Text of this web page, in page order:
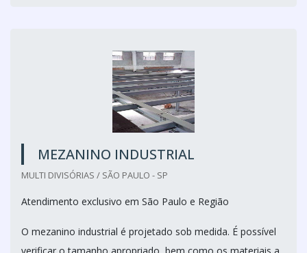
MEZANINO INDUSTRIAL
MULTI DIVISÓRIAS / SÃO PAULO - SP
Atendimento exclusivo em São Paulo e Região
O mezanino industrial é projetado sob medida. É possível